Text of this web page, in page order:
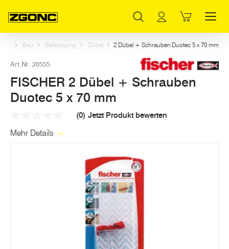
Bau Befestigung Dübel 2 Dübel + Schrauben Duotec 5 x 70 mm
Art.Nr. 20555
FISCHER 2 Dübel + Schrauben
Duotec 5 x 70 mm
Link
(0) Jetzt Produkt bewerten
Mehr Details